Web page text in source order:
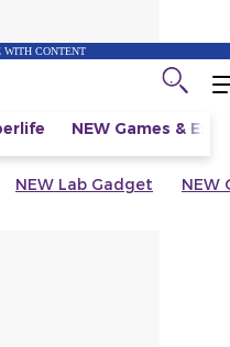
WITH CONTENT
NEW Games &
NEW Lab Gadget NEW